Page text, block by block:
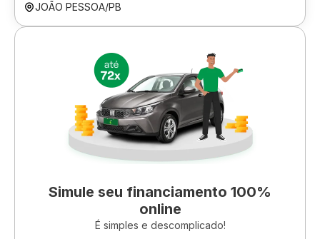
JOÃO PESSOA/PB
Simule seu financiamento 100%
online
É simples e descomplicado!